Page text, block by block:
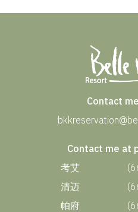
Contact
Contact me at
考艾
清迈
帕府